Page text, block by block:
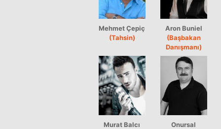
Mehmet Çepiç
(Tahsin)
Aron Buniel
(Başbakan
Danışmanı)
Murat Balcı
Onursal